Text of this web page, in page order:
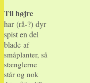
Til højre
har (rå-?) dyr
spist en del
blade af
småplanter, så
stænglerne
står og nok